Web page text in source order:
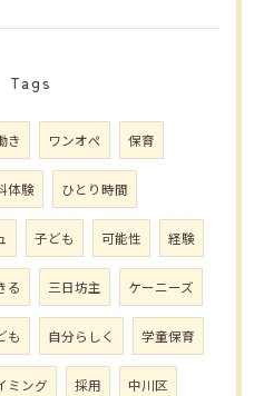
Tags
き ワンオペ 保育
体験 ひとり時間
子ども 可能性 経験
る 三日坊主 ケーニーズ
も 自分らしく 学童保育
ミング 採用 中川区